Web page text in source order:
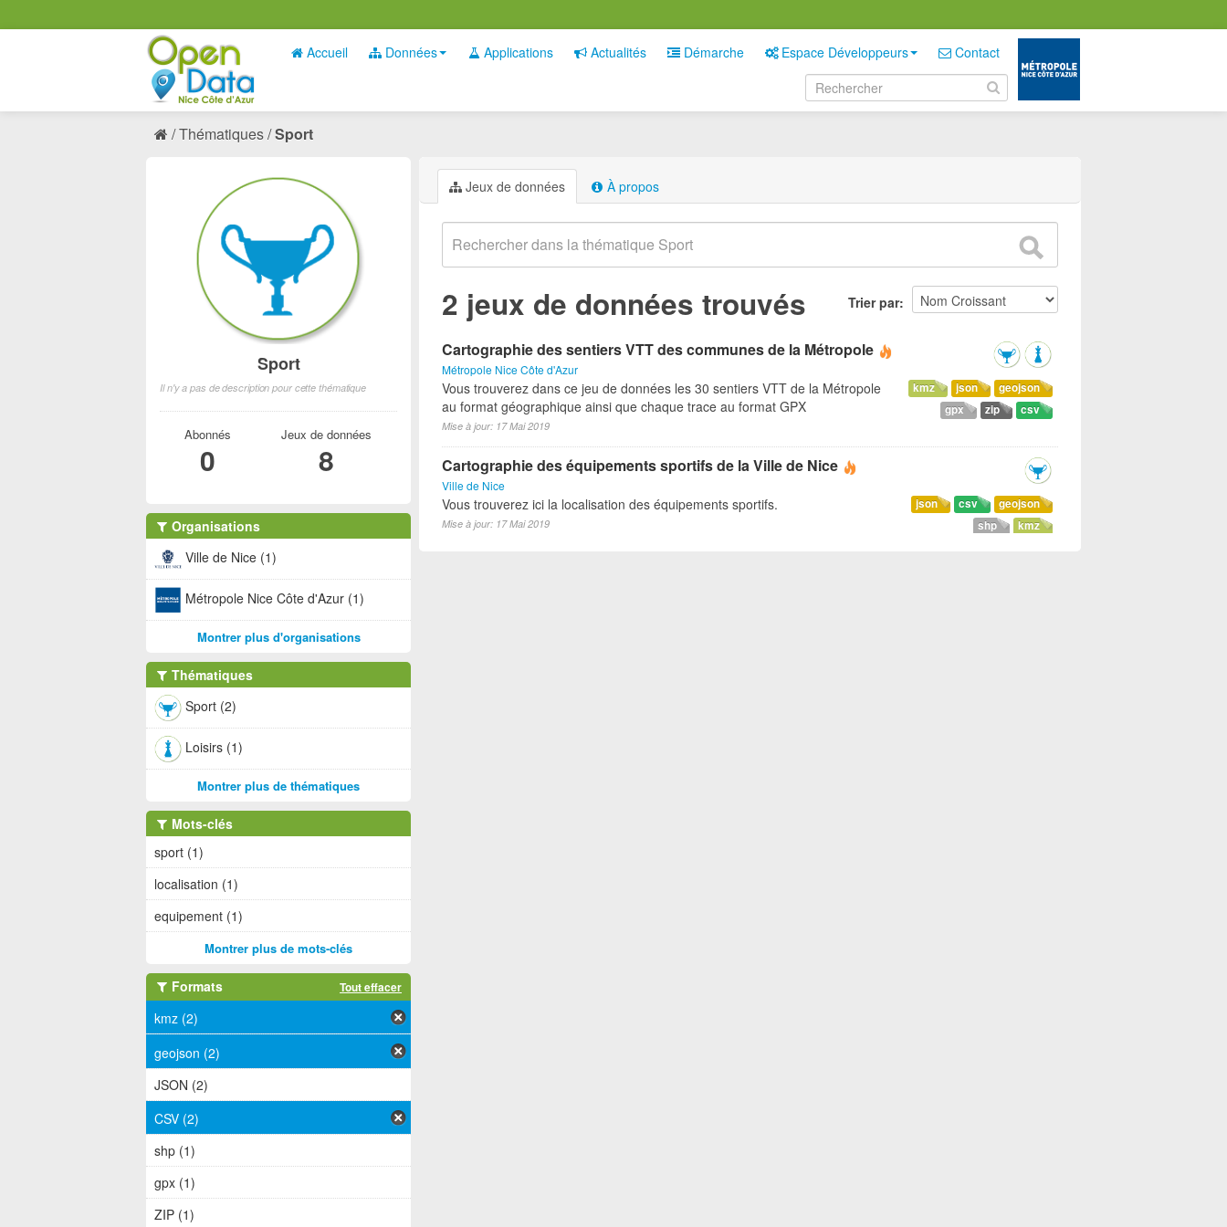
Accueil Données Applications Actualités Démarche Espace Développeurs Contact
Thématiques Sport
Jeux de données À propos
Trier par
2 jeux de données trouvés
Cartographie des sentiers VTT des communes de la Métropole
Métropole Nice Côte d'Azur
geojson
json
kmz
csv
zip
gpx
Vous trouverez dans ce jeu de données les 30 sentiers VTT de la Métropole
au format géographique ainsi que chaque trace au format GPX
Mise à jour: 17 Mai 2019
Cartographie des équipements sportifs de la Ville de Nice
Ville de Nice
geojson
csv
json
kmz
shp
Vous trouverez ici la localisation des équipements sportifs.
Mise à jour: 17 Mai 2019
Sport
Il n'y a pas de description pour cette thématique
Abonnés
0
Jeux de données
8
Organisations
Ville de Nice (1)
Métropole Nice Côte d'Azur (1)
Montrer plus d'organisations
Thématiques
Sport (2)
Loisirs (1)
Montrer plus de thématiques
Mots-clés
sport (1)
localisation (1)
equipement (1)
Montrer plus de mots-clés
Formats Tout effacer
kmz (2)
geojson (2)
JSON (2)
CSV (2)
shp (1)
gpx (1)
ZIP (1)